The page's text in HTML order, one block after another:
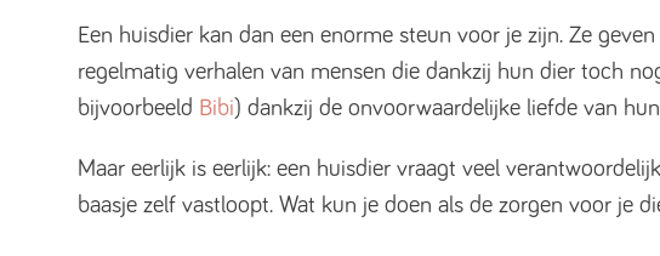
Een huisdier kan dan een enorme steun voor je zijn. Ze
regelmatig verhalen van mensen die dankzij hun dier toch
bijvoorbeeld Bibi) dankzij de onvoorwaardelijke liefde van
Maar eerlijk is eerlijk: een huisdier vraagt veel
baasje zelf vastloopt. Wat kun je doen als de zorgen voor je